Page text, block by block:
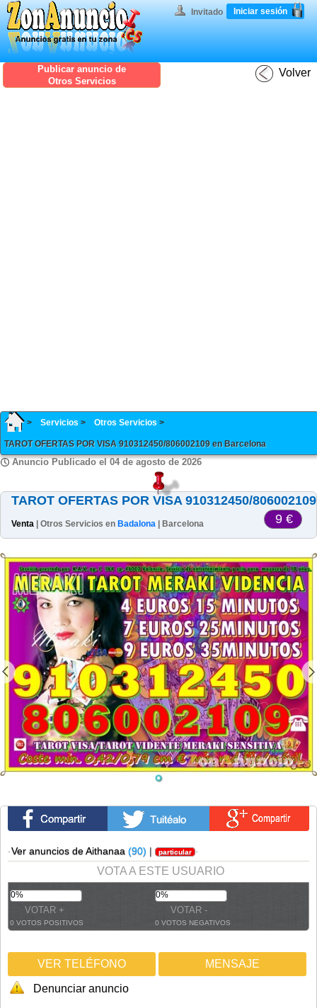
Invitado Iniciar sesión
Publicar anuncio de
Otros Servicios
Volver
Servicios Otros Servicios
TAROT OFERTAS POR VISA 910312450/806002109 en Barcelona
Anuncio Publicado el 04 de agosto de 2026
TAROT OFERTAS POR VISA 910312450/806002109
Venta | Otros Servicios en Badalona | Barcelona 9 €
·Ver anuncios de Aithanaa (90) | particular ·
VOTA A ESTE USUARIO
0%
0 VOTOS POSITIVOS
0%
0 VOTOS NEGATIVOS
VER TELÉFONO MENSAJE
Denunciar anuncio